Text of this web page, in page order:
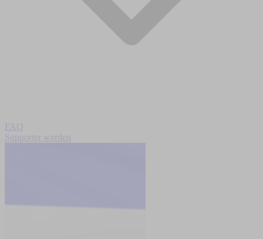
FAQ
Supporter werden